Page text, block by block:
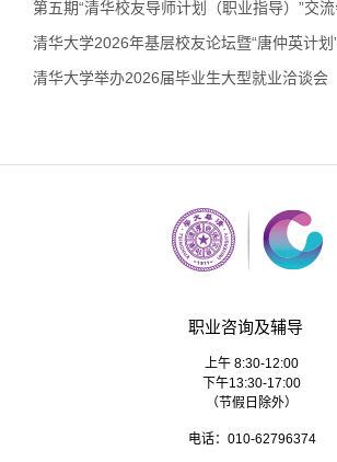
第五期“清华校友导师计划（职业指导）”交
清华大学2026年基层校友论坛暨“唐仲英计划
清华大学举办2026届毕业生大型就业洽谈会
职业咨询及辅导
上午 8:30-12:00
下午13:30-17:00
（节假日除外）
电话：010-62796374